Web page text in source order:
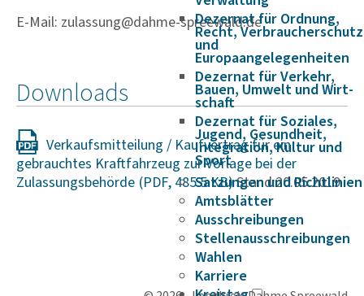
Dezernat für Ordnung,
Recht, Verbraucherschutz
und
Europaangelegenheiten
Dezernat für Verkehr,
Bauen, Umwelt und Wirt­
schaft
Dezernat für Soziales,
Jugend, Gesundheit,
Integration, Kultur und
Sport
Satzungen und Richtlinien
Amtsblätter
Ausschreibungen
Stellenausschreibungen
Wahlen
Karriere
E-Mail: zulassung@dahme-spreewald.de
Downloads
Verkaufsmitteilung / Kaufvertrag für ein
gebrauchtes Kraftfahrzeug zur Vorlage bei der
Zulassungsbehörde
Stand:20.05.2019